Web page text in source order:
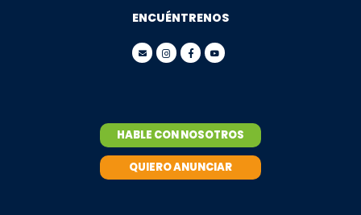
ENCUÉNTRENOS
HABLE CON NOSOTROS
QUIERO ANUNCIAR